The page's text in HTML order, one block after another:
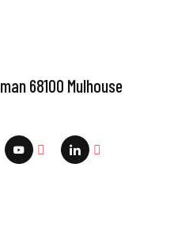
68100 Mulhouse